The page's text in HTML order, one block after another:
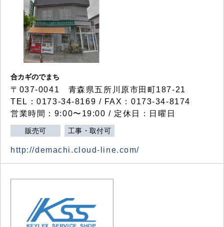
合カギのでまち
〒037-0041 青森県五所川原市田町187-21
TEL：0173-34-8169 / FAX：0173-34-8174
営業時間：9:00〜19:00 / 定休日：日曜日
販売可 工事・取付可
http://demachi.cloud-line.com/